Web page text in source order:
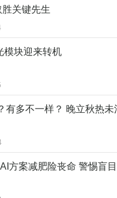
关键先生
模块迎来转机
有多不一样？ 晚立秋热未
方案减肥险丧命 警惕盲